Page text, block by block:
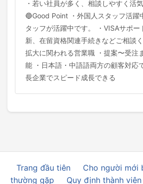
・若い社員が多く、相談しやすく活
🔵Good Point ・外国人スタッフ活
タッフが活躍中です。 ・VISAサポ
新、在留資格関連手続きなどご相談
拡大に関われる営業職 ・提案〜受注
能 ・日本語・中語語両方の顧客対応
長企業でスピード成長できる
Trang đầu tiên Cho người mới
thường gặp
Quy định thành viên